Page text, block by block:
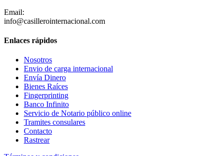
Email:
info@casillerointernacional.com
Enlaces rápidos
Nosotros
Envio de carga internacional
Envía Dinero
Bienes Raíces
Fingerprinting
Banco Infinito
Servicio de Notario público online
Tramites consulares
Contacto
Rastrear